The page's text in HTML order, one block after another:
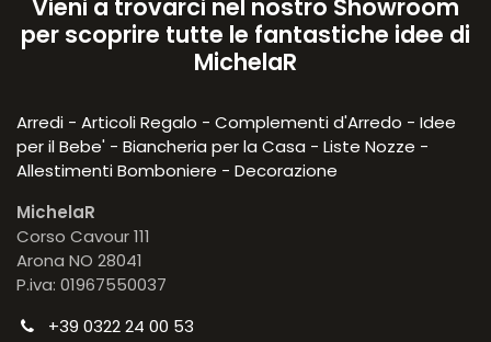
Vieni a trovarci nel nostro Showroom
per scoprire tutte le fantastiche idee di
MichelaR
Arredi - Articoli Regalo - Complementi d'Arredo - Idee
per il Bebe' - Biancheria per la Casa - Liste Nozze -
Allestimenti Bomboniere - Decorazione
MichelaR
Corso Cavour 111
Arona NO 28041
P.iva: 01967550037
+39 0322 24 00 53